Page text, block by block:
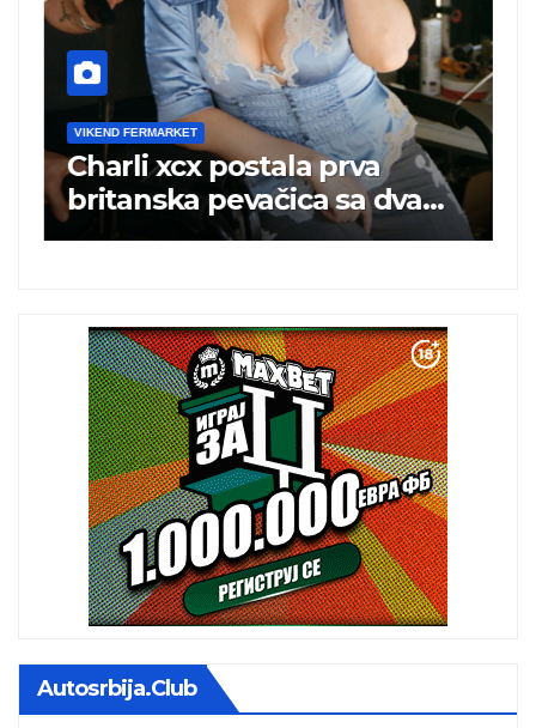
VIKEND FERMARKET
Charli xcx postala prva
britanska pevačica sa dva
albuma na prvom mestu u
Autosrbija.club